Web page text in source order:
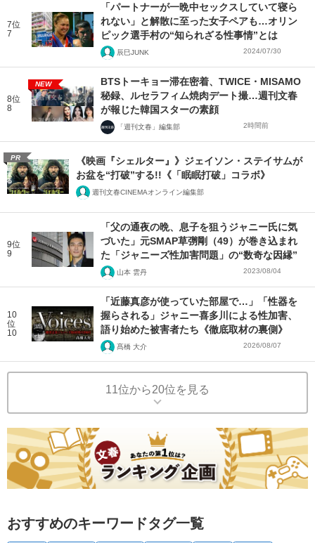
7位
7
「パートナーが一晩中セックスしていて寝ら
れない」と解散に至った女子ペアも…オリン
ピック選手村の“知られざる性事情”とは
辰巳JUNK 2024/07/30
8位
8
NEW
BTSトーキョー滞在密着、TWICE・MISAMO
秘録、ルセラフィム焼肉デート撮…週刊文春
が報じた韓国スターの素顔
「週刊文春」編集部 2時間前
PR
《映画『シェルター』》ジェイソン・ステイサムが
お盆を“打破”する!!《「眠眠打破」コラボ》
週刊文春CINEMAオンライン編集部
9位
9
「父の通夜の晩、息子を狙うジャニー氏に気
づいた」元SMAP草彅剛（49）が巻き込まれ
た「ジャニーズ性加害問題」の“数奇な因縁”
山本 雲丹 2023/08/04
10
位
10
「近藤真彦が使っていた部屋で…」「性器を
握らされる」ジャニー喜多川による性加害、
語り始めた被害者たち《徹底取材の裏側》
髙橋 大介 2026/08/07
11位から20位を見る
おすすめのキーワードタグ一覧